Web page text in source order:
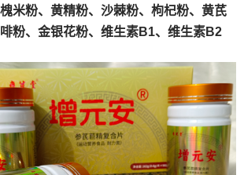
槐米粉、 黄精粉、沙棘粉、枸杞粉、黄芪
粉、金银花粉、维生素B1、维生素B2